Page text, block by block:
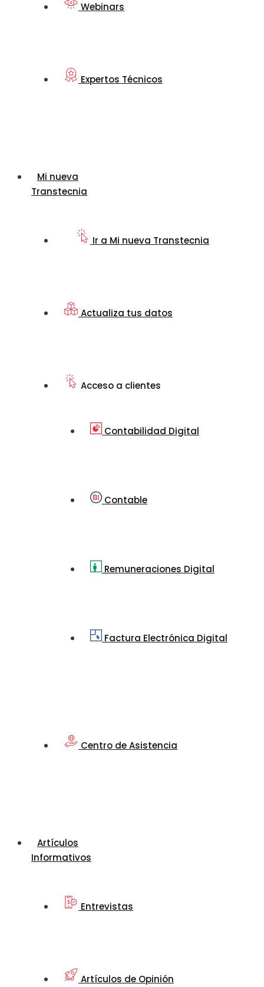
Webinars
Expertos Técnicos
Mi nueva
Transtecnia
Ir a Mi nueva Transtecnia
Actualiza tus datos
Acceso a clientes
Contabilidad Digital
Contable
Remuneraciones Digital
Factura Electrónica Digital
Centro de Asistencia
Artículos
Informativos
Entrevistas
Artículos de Opinión